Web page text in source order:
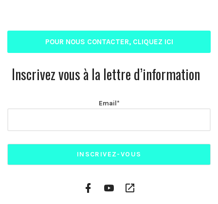
POUR NOUS CONTACTER, CLIQUEZ ICI
Inscrivez vous à la lettre d’information
Email*
Facebook
Profile
YouTube
Channel